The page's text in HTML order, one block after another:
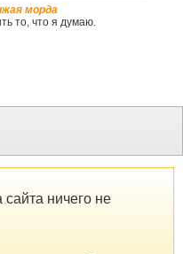
морда
то, что я думаю.
ничего не